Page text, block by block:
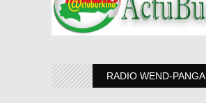
RADIO WEND-PANGA